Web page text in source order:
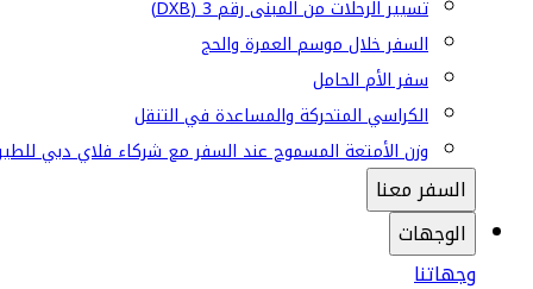
تسيير الرحلات من المبنى رقم 3 (DXB)
السفر خلال موسم العمرة والحج
سفر الأم الحامل
الكراسي المتحركة والمساعدة في التنقل
وزن الأمتعة المسموح عند السفر مع شركاء فلاي دبي
السفر معنا
الوجهات
وجهاتنا